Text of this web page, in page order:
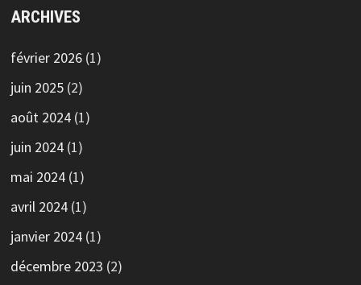
ARCHIVES
février 2026 (1)
juin 2025 (2)
août 2024 (1)
juin 2024 (1)
mai 2024 (1)
avril 2024 (1)
janvier 2024 (1)
décembre 2023 (2)